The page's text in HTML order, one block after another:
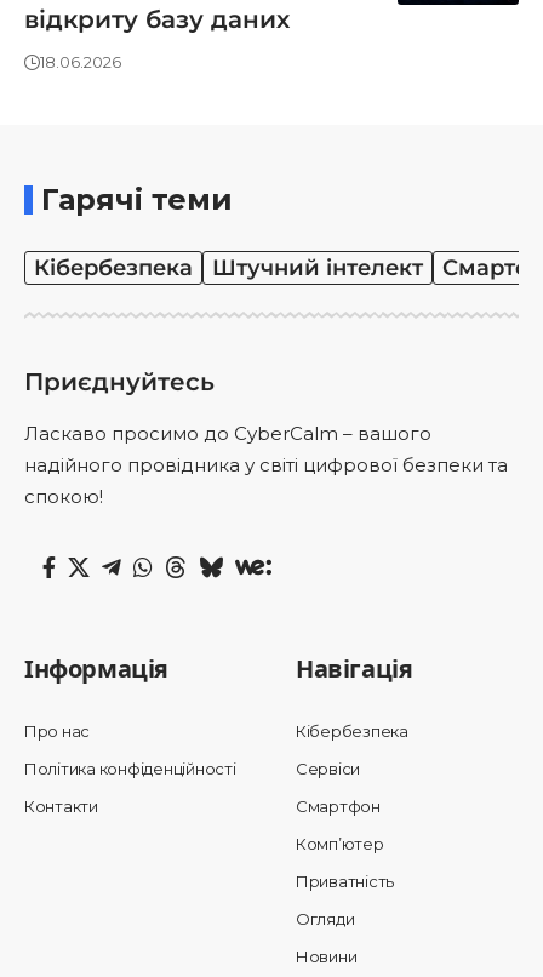
відкриту базу даних
18.06.2026
Гарячі теми
Кібербезпека Штучний інтелект
Приєднуйтесь
Ласкаво просимо до CyberCalm – вашого
надійного провідника у світі цифрової безпеки та
спокою!
Інформація
Про нас
Політика конфіденційності
Контакти
Навігація
Кібербезпека
Сервіси
Смартфон
Комп’ютер
Приватність
Огляди
Новини